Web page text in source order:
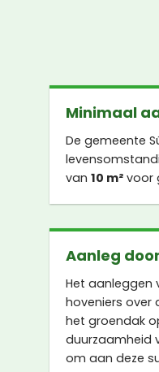
Minimaal
De gemeente
van 10 m² voor
Aanleg
Het aanleggen
hoveniers over
het groendak
duurzaamheid
om aan deze